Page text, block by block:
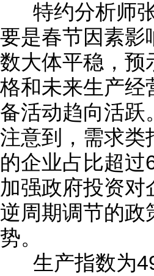
特约分析师张
要是春节因素影
数大体平稳，预
格和未来生产经
备活动趋向活跃
注意到，需求类
的企业占比超过
加强政府投资对
逆周期调节的政
势。
生产指数为